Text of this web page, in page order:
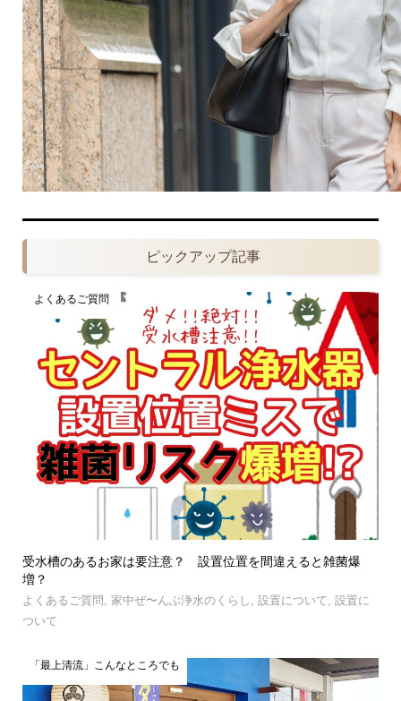
ピックアップ記事
よくあるご質問
受水槽のあるお家は要注意？ 設置位置を間違えると雑菌爆
増？
よくあるご質問 家中ぜ〜んぶ浄水のくらし 設置について 設置に
ついて
「最上清流」こんなところでも